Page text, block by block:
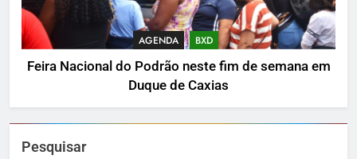
AGENDA BXD
Feira Nacional do Podrão neste fim de semana em
Duque de Caxias
Pesquisar